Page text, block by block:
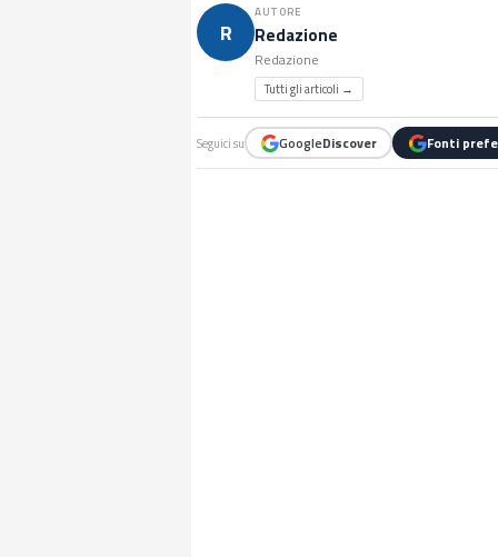
R
AUTORE
Redazione
Redazione
Tutti gli articoli →
Seguici su GoogleDiscover Fonti